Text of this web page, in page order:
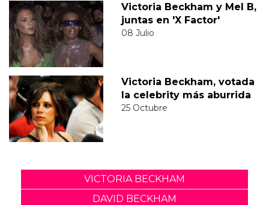
Victoria Beckham y Mel B,
juntas en 'X Factor'
08 Julio
Victoria Beckham, votada
la celebrity más aburrida
25 Octubre
VICTORIA BECKHAM
DAVID BECKHAM